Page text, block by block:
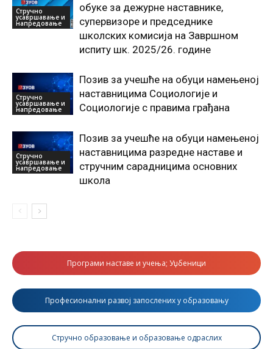
Стручно
усавршавање и
напредовање
обуке за дежурне наставнике,
супервизоре и председнике
школских комисија на Завршном
испиту шк. 2025/26. године
Стручно
усавршавање и
напредовање
Позив за учешће на обуци намењеној
наставницима Социологије и
Социологије с правима грађана
Стручно
усавршавање и
напредовање
Позив за учешће на обуци намењеној
наставницима разредне наставе и
стручним сарадницима основних
школа
Програми наставе и учења; Уџбеници
Професионални развој запослених у образовању
Стручно образовање и образовање одраслих